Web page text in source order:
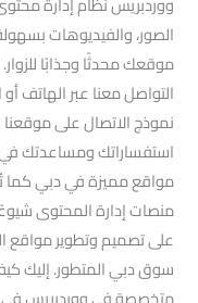
الصور، والفيديوهات
موقعك محدثًا وجذابًا
التواصل معنا عبر الهاتف
نموذج الاتصال على موقعنا
استفساراتك ومساعدتك
مواقع مميزة في دبي كما
منصات إدارة المحتوى
على تصميم وتطوير
سوق دبي المتطور. إليك